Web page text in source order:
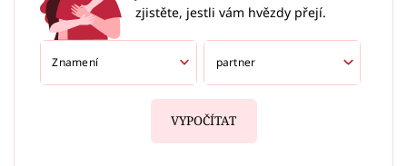
zjistěte, jestli vám hvězdy přejí.
VYPOČÍTAT